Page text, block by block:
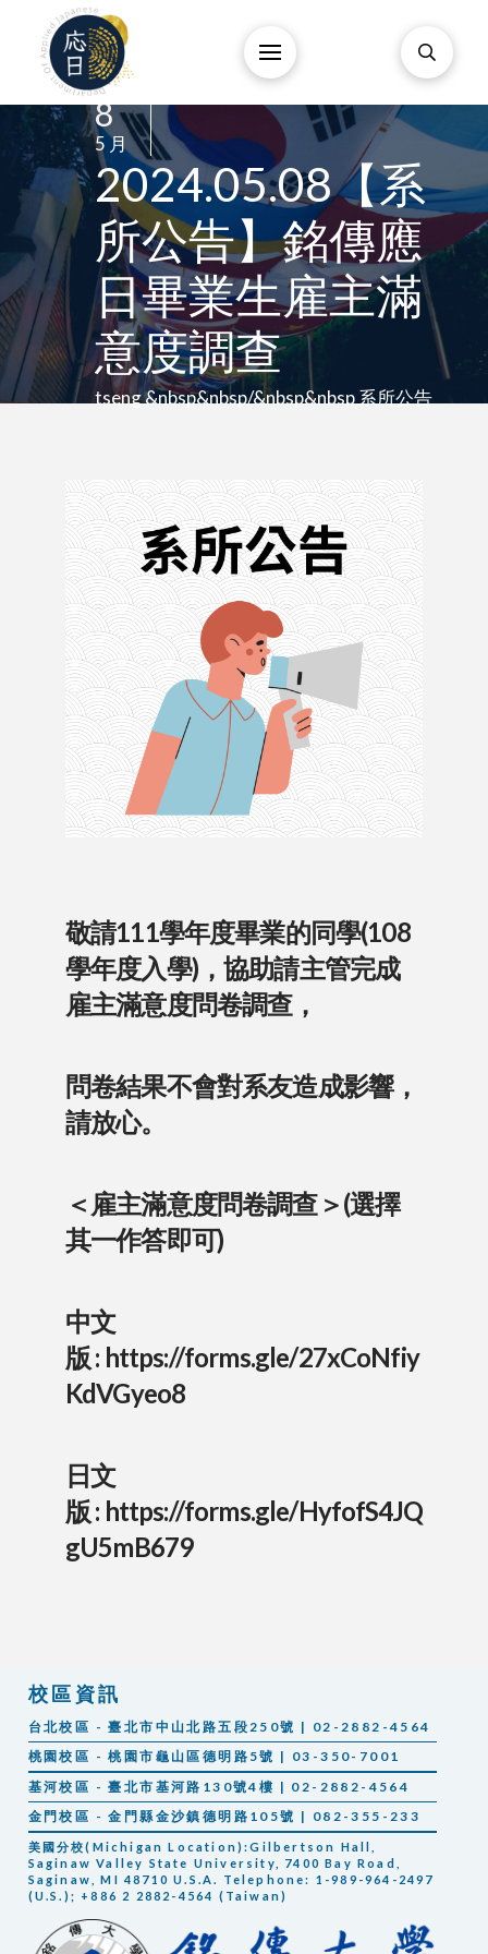
8 /
5 月 /
2024.05.08【系
所公告】銘傳應
日畢業生雇主滿
意度調查
tseng &nbsp&nbsp/&nbsp&nbsp 系所公告
敬請111學年度畢業的同學(108
學年度入學)，協助請主管完成
雇主滿意度問卷調查，
問卷結果不會對系友造成影響，
請放心。
＜雇主滿意度問卷調查＞(選擇
其一作答即可)
中文
版 : https://forms.gle/27xCoNfiy
KdVGyeo8
日文
版 : https://forms.gle/HyfofS4JQ
gU5mB679
校區資訊
台北校區 - 臺北市中山北路五段250號 | 02-2882-4564
桃園校區 - 桃園市龜山區德明路5號 | 03-350-7001
基河校區 - 臺北市基河路130號4樓 | 02-2882-4564
金門校區 - 金門縣金沙鎮德明路105號 | 082-355-233
美國分校(Michigan Location):Gilbertson Hall,
Saginaw Valley State University, 7400 Bay Road,
Saginaw, MI 48710 U.S.A. Telephone: 1-989-964-2497
(U.S.); +886 2 2882-4564 (Taiwan)